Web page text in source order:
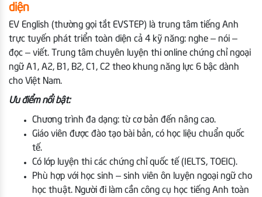
diện
EV English (thường gọi tắt EVSTEP) là trung tâm tiếng Anh
trực tuyến phát triển toàn diện cả 4 kỹ năng: nghe – nói –
đọc – viết. Trung tâm chuyên luyện thi online chứng chỉ ngoại
ngữ A1, A2, B1, B2, C1, C2 theo khung năng lực 6 bậc dành
cho Việt Nam.
Ưu điểm nổi bật:
Chương trình đa dạng: từ cơ bản đến nâng cao.
Giáo viên được đào tạo bài bản, có học liệu chuẩn quốc
tế.
Có lớp luyện thi các chứng chỉ quốc tế (IELTS, TOEIC).
Phù hợp với học sinh – sinh viên ôn luyện ngoại ngữ cho
học thuật. Người đi làm cần công cụ học tiếng Anh toàn